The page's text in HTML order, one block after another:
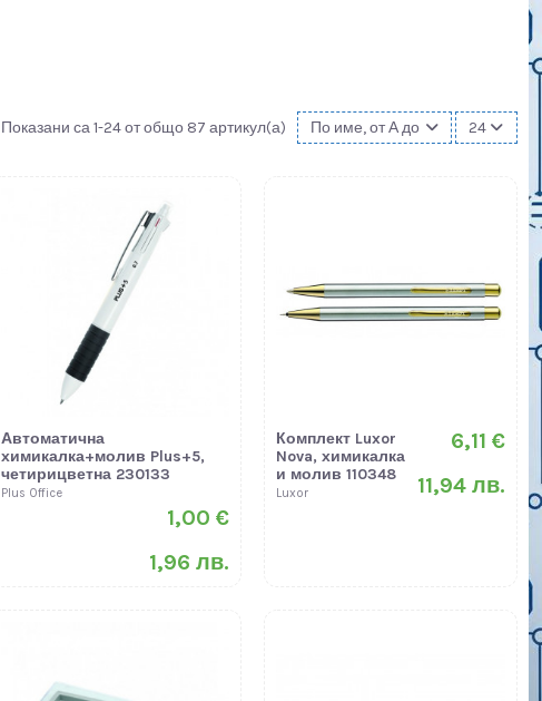
Показани са 1-24 от общо 87 артикул(а) По име, от А до Я 24
Автоматична
химикалка+молив Plus+5,
четирицветна 230133
Plus Office
1,00 €
1,96 лв.
Комплект Luxor
Nova, химикалка
и молив 110348
Luxor
6,11 €
11,94 лв.